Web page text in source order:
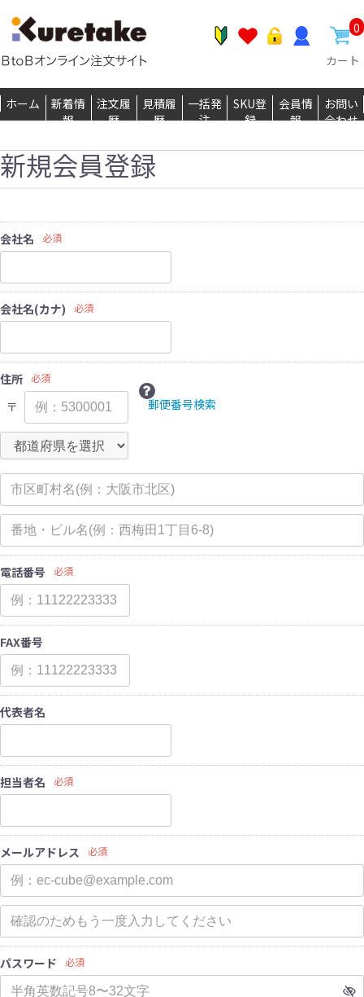
0
カート
ホーム
新着情
報
注文履
歴
見積履
歴
一括発
注
SKU登
録
会員情
報
お問い
合わせ
新規会員登録
会社名 必須
会社名(カナ) 必須
住所 必須
〒 郵便番号検索
電話番号 必須
FAX番号
代表者名
担当者名 必須
メールアドレス 必須
パスワード 必須